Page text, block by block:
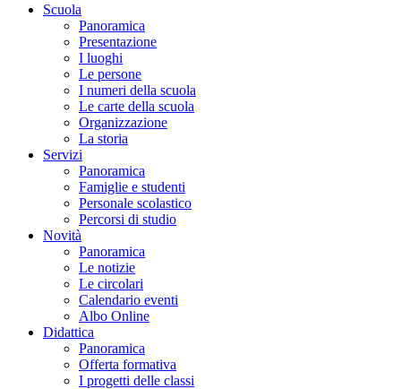
Scuola
Panoramica
Presentazione
I luoghi
Le persone
I numeri della scuola
Le carte della scuola
Organizzazione
La storia
Servizi
Panoramica
Famiglie e studenti
Personale scolastico
Percorsi di studio
Novità
Panoramica
Le notizie
Le circolari
Calendario eventi
Albo Online
Didattica
Panoramica
Offerta formativa
I progetti delle classi